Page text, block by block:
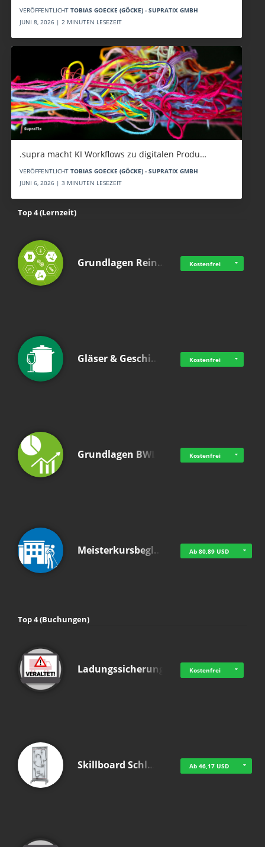
VERÖFFENTLICHT TOBIAS GOECKE (GÖCKE) - SUPRATIX GMBH
JUNI 8, 2026 | 2 MINUTEN LESEZEIT
.supra macht KI Workflows zu digitalen Produ…
VERÖFFENTLICHT TOBIAS GOECKE (GÖCKE) - SUPRATIX GMBH
JUNI 6, 2026 | 3 MINUTEN LESEZEIT
Top 4 (Lernzeit)
Grundlagen Rein… Kostenfrei
Gläser & Geschi… Kostenfrei
Grundlagen BWL Kostenfrei
Meisterkursbegl… Ab 80,89 USD
Top 4 (Buchungen)
Ladungssicherung Kostenfrei
Skillboard Schl… Ab 46,17 USD